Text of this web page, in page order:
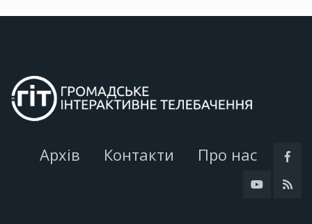
Архів Контакти Про нас